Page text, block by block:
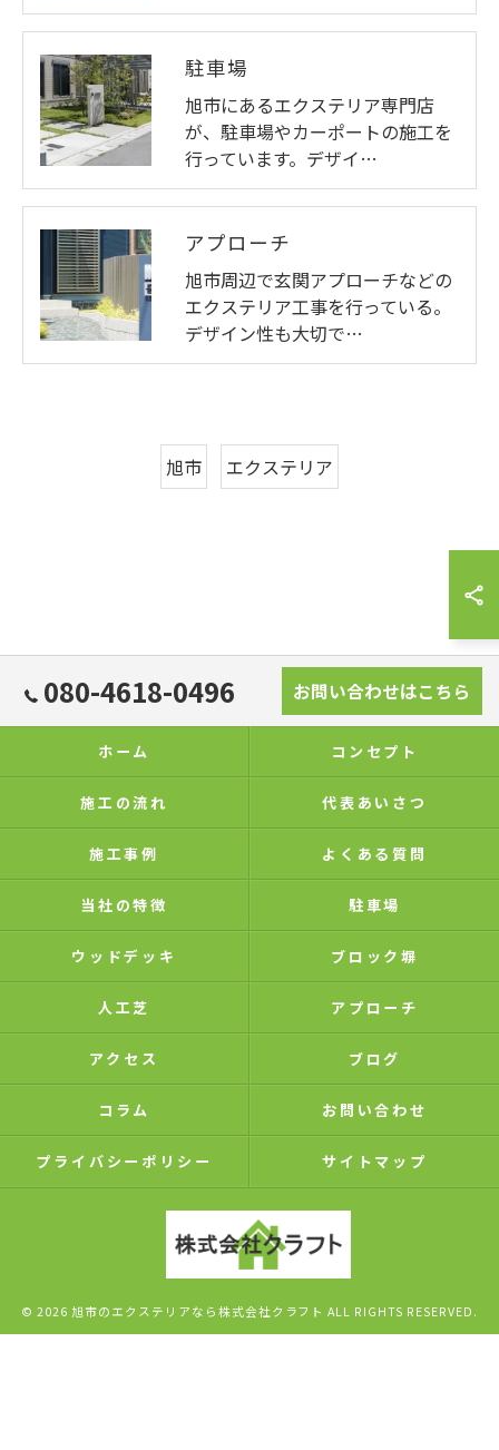
駐車場
旭市にあるエクステリア専門店
が、駐車場やカーポートの施工を
行っています。デザイ…
アプローチ
旭市周辺で玄関アプローチなどの
エクステリア工事を行っている。
デザイン性も大切で…
旭市 エクステリア
080-4618-0496 お問い合わせはこちら
ホーム コンセプト
施工の流れ 代表あいさつ
施工事例 よくある質問
当社の特徴 駐車場
ウッドデッキ ブロック塀
人工芝 アプローチ
アクセス ブログ
コラム お問い合わせ
プライバシーポリシー サイトマップ
© 2026 旭市のエクステリアなら株式会社クラフト ALL RIGHTS RESERVED.